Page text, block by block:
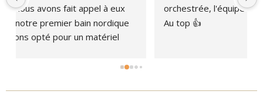
orchestrée, l'équipe toujours joignable et réactive.
Au top 👍